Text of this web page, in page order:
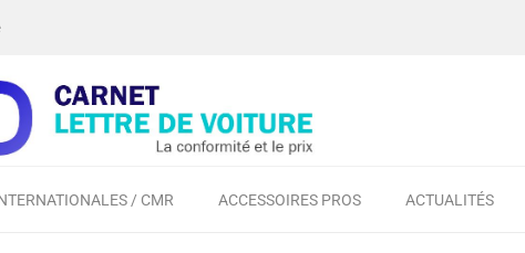
/ CMR ACCESSOIRES PROS ACTUALITÉS